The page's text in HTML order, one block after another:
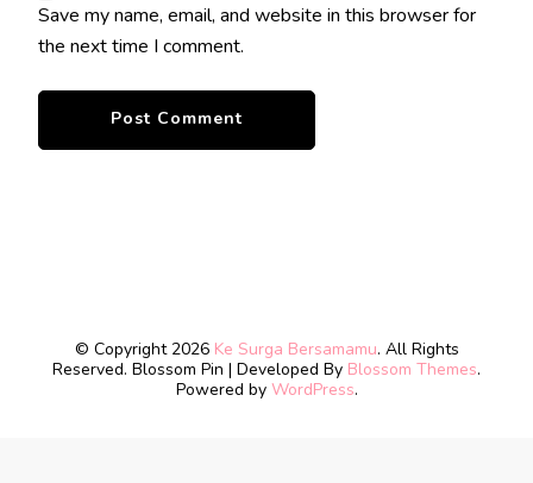
Save my name, email, and website in this browser for
the next time I comment.
© Copyright 2026 Ke Surga Bersamamu. All Rights
Reserved. Blossom Pin | Developed By Blossom Themes.
Powered by WordPress.